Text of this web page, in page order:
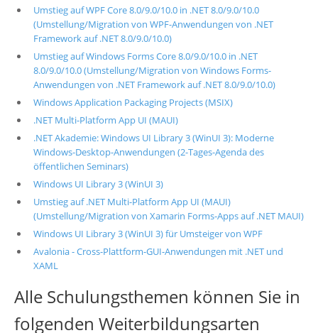
Umstieg auf WPF Core 8.0/9.0/10.0 in .NET 8.0/9.0/10.0
(Umstellung/Migration von WPF-Anwendungen von .NET
Framework auf .NET 8.0/9.0/10.0)
Umstieg auf Windows Forms Core 8.0/9.0/10.0 in .NET
8.0/9.0/10.0 (Umstellung/Migration von Windows Forms-
Anwendungen von .NET Framework auf .NET 8.0/9.0/10.0)
Windows Application Packaging Projects (MSIX)
.NET Multi-Platform App UI (MAUI)
.NET Akademie: Windows UI Library 3 (WinUI 3): Moderne
Windows-Desktop-Anwendungen (2-Tages-Agenda des
öffentlichen Seminars)
Windows UI Library 3 (WinUI 3)
Umstieg auf .NET Multi-Platform App UI (MAUI)
(Umstellung/Migration von Xamarin Forms-Apps auf .NET MAUI)
Windows UI Library 3 (WinUI 3) für Umsteiger von WPF
Avalonia - Cross-Plattform-GUI-Anwendungen mit .NET und
XAML
Alle Schulungsthemen können Sie in
folgenden Weiterbildungsarten